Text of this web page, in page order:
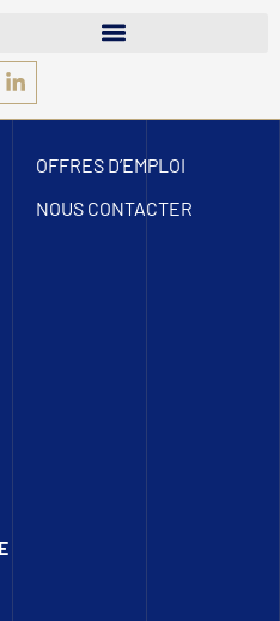
OFFRES D’EMPLOI
NOUS CONTACTER